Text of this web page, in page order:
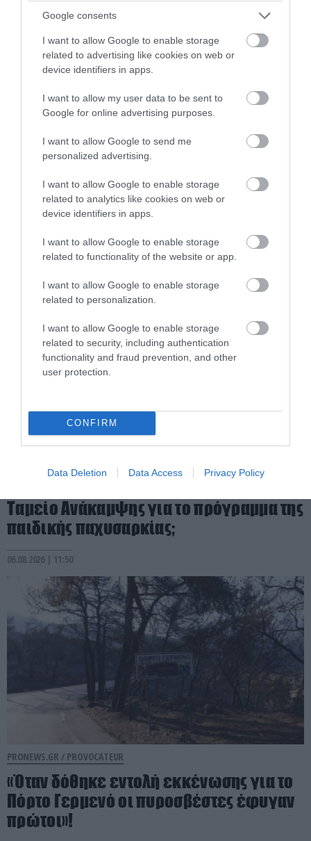
Google consents
I want to allow Google to enable storage
related to advertising like cookies on web or
device identifiers in apps.
I want to allow my user data to be sent to
Google for online advertising purposes.
I want to allow Google to send me
personalized advertising.
I want to allow Google to enable storage
related to analytics like cookies on web or
device identifiers in apps.
I want to allow Google to enable storage
related to functionality of the website or app.
I want to allow Google to enable storage
related to personalization.
I want to allow Google to enable storage
related to security, including authentication
functionality and fraud prevention, and other
user protection.
CONFIRM
Data Deletion Data Access Privacy Policy
Δωδεκάνησα: «Λουκέτο» σε 11 σχολεία
λόγω υπογεννητικότητας – Μειώνονται
οι μαθητές στα νησιά
PROVOCATEUR
Ταμείο Ανάκαμψης για το πρόγραμμα της
παιδικής παχυσαρκίας;
06.08.2026 | 11:50
PRONEWS.GR / PROVOCATEUR
«Όταν δόθηκε εντολή εκκένωσης για το
Πόρτο Γερμενό οι πυροσβέστες έφυγαν
πρώτοι»!